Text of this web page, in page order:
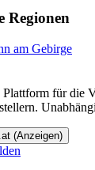
Regionen
am Gebirge
Plattform für die
(Anzeigen)